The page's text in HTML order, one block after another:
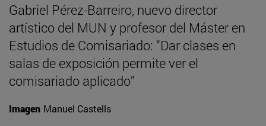
Gabriel Pérez-Barreiro, nuevo director
artístico del MUN y profesor del Máster en
Estudios de Comisariado: “Dar clases en
salas de exposición permite ver el
comisariado aplicado”
Imagen Manuel Castells